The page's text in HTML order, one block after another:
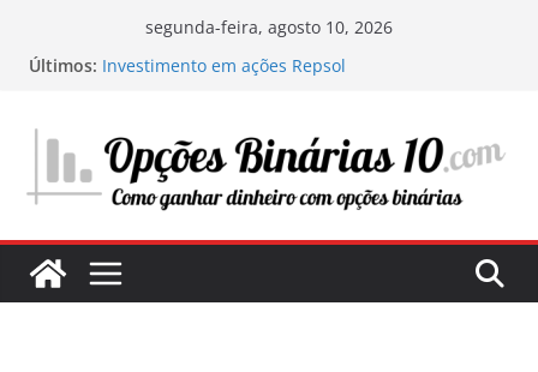
segunda-feira, agosto 10, 2026
Últimos: Investimento em ações Repsol
Minha experiência investindo em centros de
dados: a infraestrutura digital do futuro
Onde e o que investir em 2025: O meu guia
pessoal para maximizar os seus lucros
seu potencial de investimento